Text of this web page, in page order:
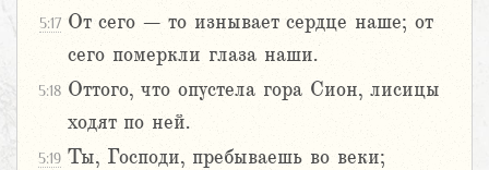
5:17 От сего – то изнывает сердце наше; от
сего померкли глаза наши.
5:18 Оттого, что опустела гора Сион, лисицы
ходят по ней.
5:19 Ты, Господи, пребываешь во веки;